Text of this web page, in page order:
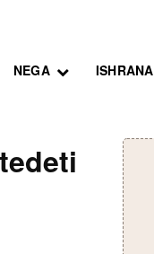
NEGA ISHRANA